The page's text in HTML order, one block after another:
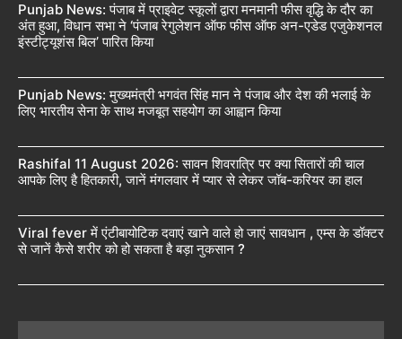
Punjab News: पंजाब में प्राइवेट स्कूलों द्वारा मनमानी फीस वृद्धि के दौर का
अंत हुआ, विधान सभा ने ‘पंजाब रेगुलेशन ऑफ फीस ऑफ अन-एडेड एजुकेशनल
इंस्टीट्यूशंस बिल’ पारित किया
Punjab News: मुख्यमंत्री भगवंत सिंह मान ने पंजाब और देश की भलाई के
लिए भारतीय सेना के साथ मजबूत सहयोग का आह्वान किया
Rashifal 11 August 2026: सावन शिवरात्रि पर क्या सितारों की चाल
आपके लिए है हितकारी, जानें मंगलवार में प्यार से लेकर जॉब-करियर का हाल
Viral fever में एंटीबायोटिक दवाएं खाने वाले हो जाएं सावधान , एम्स के डॉक्टर
से जानें कैसे शरीर को हो सकता है बड़ा नुकसान ?